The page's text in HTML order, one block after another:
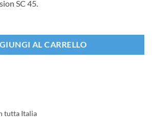
SC 45.
AL CARRELLO
tutta Italia